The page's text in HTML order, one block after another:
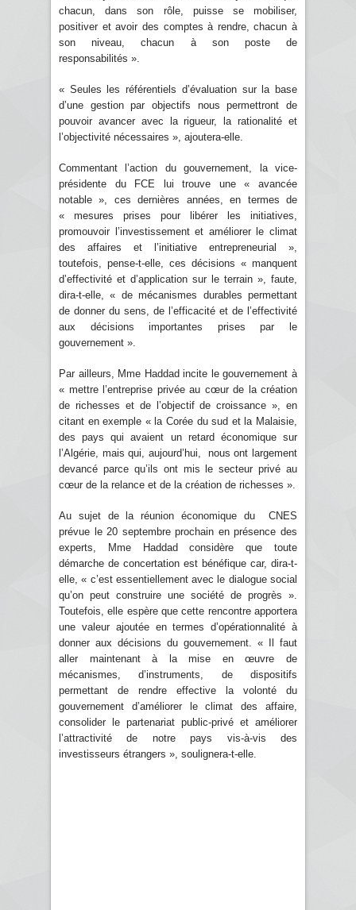
chacun, dans son rôle, puisse se mobiliser,
positiver et avoir des comptes à rendre, chacun à
son niveau, chacun à son poste de
responsabilités ».
« Seules les référentiels d’évaluation sur la base
d’une gestion par objectifs nous permettront de
pouvoir avancer avec la rigueur, la rationalité et
l’objectivité nécessaires », ajoutera-elle.
Commentant l’action du gouvernement, la vice-
présidente du FCE lui trouve une « avancée
notable », ces dernières années, en termes de
« mesures prises pour libérer les initiatives,
promouvoir l’investissement et améliorer le climat
des affaires et l’initiative entrepreneurial »,
toutefois, pense-t-elle, ces décisions « manquent
d’effectivité et d’application sur le terrain », faute,
dira-t-elle, « de mécanismes durables permettant
de donner du sens, de l’efficacité et de l’effectivité
aux décisions importantes prises par le
gouvernement ».
Par ailleurs, Mme Haddad incite le gouvernement à
« mettre l’entreprise privée au cœur de la création
de richesses et de l’objectif de croissance », en
citant en exemple « la Corée du sud et la Malaisie,
des pays qui avaient un retard économique sur
l’Algérie, mais qui, aujourd’hui, nous ont largement
devancé parce qu’ils ont mis le secteur privé au
cœur de la relance et de la création de richesses ».
Au sujet de la réunion économique du CNES
prévue le 20 septembre prochain en présence des
experts, Mme Haddad considère que toute
démarche de concertation est bénéfique car, dira-t-
elle, « c’est essentiellement avec le dialogue social
qu’on peut construire une société de progrès ».
Toutefois, elle espère que cette rencontre apportera
une valeur ajoutée en termes d’opérationnalité à
donner aux décisions du gouvernement. « Il faut
aller maintenant à la mise en œuvre de
mécanismes, d’instruments, de dispositifs
permettant de rendre effective la volonté du
gouvernement d’améliorer le climat des affaire,
consolider le partenariat public-privé et améliorer
l’attractivité de notre pays vis-à-vis des
investisseurs étrangers », soulignera-t-elle.